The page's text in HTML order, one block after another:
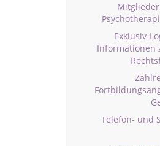
Exklusiv-
Informationen
Telefon- und